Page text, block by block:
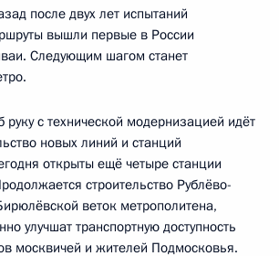
после двух лет испытаний
вышли первые в России
Следующим шагом станет
руку с технической модернизацией идёт
новых линий и станций
открыты ещё четыре станции
строительство Рублёво-
веток метрополитена,
улучшат транспортную доступность
москвичей и жителей Подмосковья.